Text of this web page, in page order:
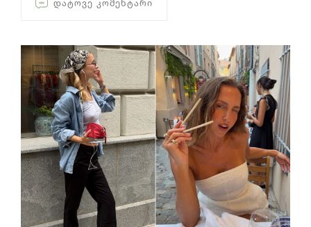
ᲓᲐᲢᲝᲕᲔ ᲙᲝᲛᲔᲜᲢᲐᲠᲘ